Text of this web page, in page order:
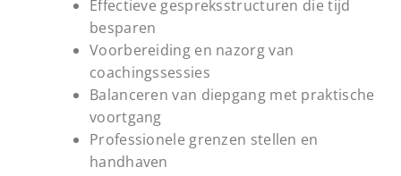
Effectieve gespreksstructuren die tijd
besparen
Voorbereiding en nazorg van
coachingssessies
Balanceren van diepgang met praktische
voortgang
Professionele grenzen stellen en
handhaven